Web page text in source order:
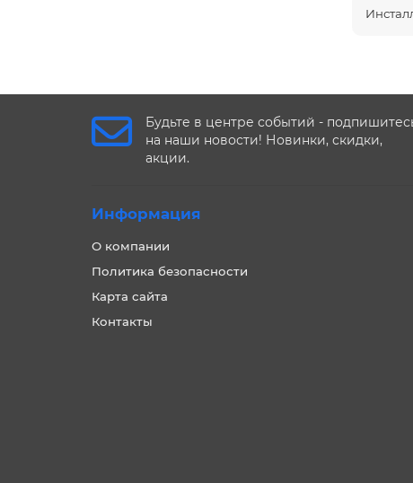
Будьте в центре событий -
на наши новости! Новинки, скидки,
акции.
Информация
О компании
Политика безопасности
Карта сайта
Контакты